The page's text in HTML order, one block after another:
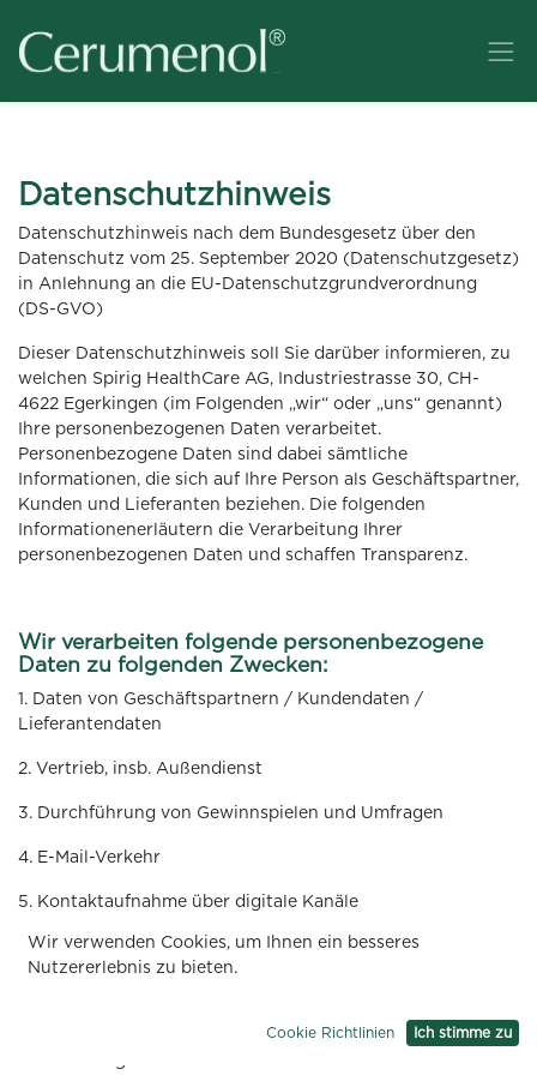
Datenschutzhinweis
Datenschutzhinweis nach dem Bundesgesetz über den
Datenschutz vom 25. September 2020 (Datenschutzgesetz)
in Anlehnung an die EU-Datenschutzgrundverordnung
(DS-GVO)
Dieser Datenschutzhinweis soll Sie darüber informieren, zu
welchen Spirig HealthCare AG, Industriestrasse 30, CH-
4622 Egerkingen (im Folgenden „wir“ oder „uns“ genannt)
Ihre personenbezogenen Daten verarbeitet.
Personenbezogene Daten sind dabei sämtliche
Informationen, die sich auf Ihre Person als Geschäftspartner,
Kunden und Lieferanten beziehen. Die folgenden
Informationenerläutern die Verarbeitung Ihrer
personenbezogenen Daten und schaffen Transparenz.
Wir verarbeiten folgende personenbezogene
Daten zu folgenden Zwecken:
1. Daten von Geschäftspartnern / Kundendaten /
Lieferantendaten
2. Vertrieb, insb. Außendienst
3. Durchführung von Gewinnspielen und Umfragen
4. E-Mail-Verkehr
5. Kontaktaufnahme über digitale Kanäle
6. Umgang mit Visitenkarten
Wir verwenden Cookies, um Ihnen ein besseres
Nutzererlebnis zu bieten.
Cookie Richtlinien Ich stimme zu